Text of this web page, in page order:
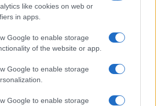
like cookies on web or
in apps.
Google to enable storage
of the website or app.
Google to enable storage
Google to enable storage